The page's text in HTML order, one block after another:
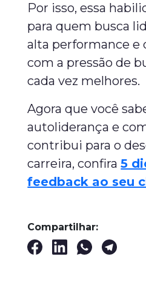
Por isso, essa
para quem busca
alta performance e
com a pressão de
cada vez melhores.
Agora que você
autoliderança e
contribui para o
carreira, confira5
feedback ao seu
Compartilhar: